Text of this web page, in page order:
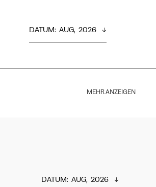
DATUM: AUG,  2026
MEHR ANZEIGEN
DATUM: AUG,  2026